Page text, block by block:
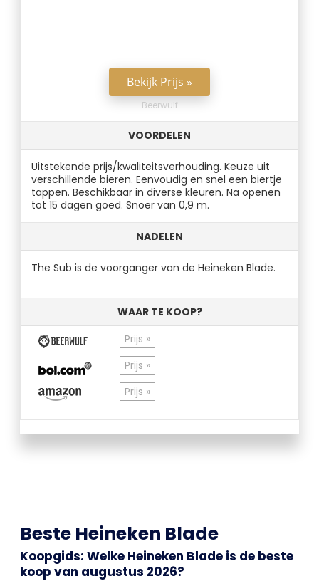
Bekijk Prijs »
Beerwulf
VOORDELEN
Uitstekende prijs/kwaliteitsverhouding. Keuze uit
verschillende bieren. Eenvoudig en snel een biertje
tappen. Beschikbaar in diverse kleuren. Na openen
tot 15 dagen goed. Snoer van 0,9 m.
NADELEN
The Sub is de voorganger van de Heineken Blade.
WAAR TE KOOP?
Prijs »
Prijs »
Prijs »
Beste Heineken Blade
Koopgids: Welke Heineken Blade is de beste
koop van augustus 2026?